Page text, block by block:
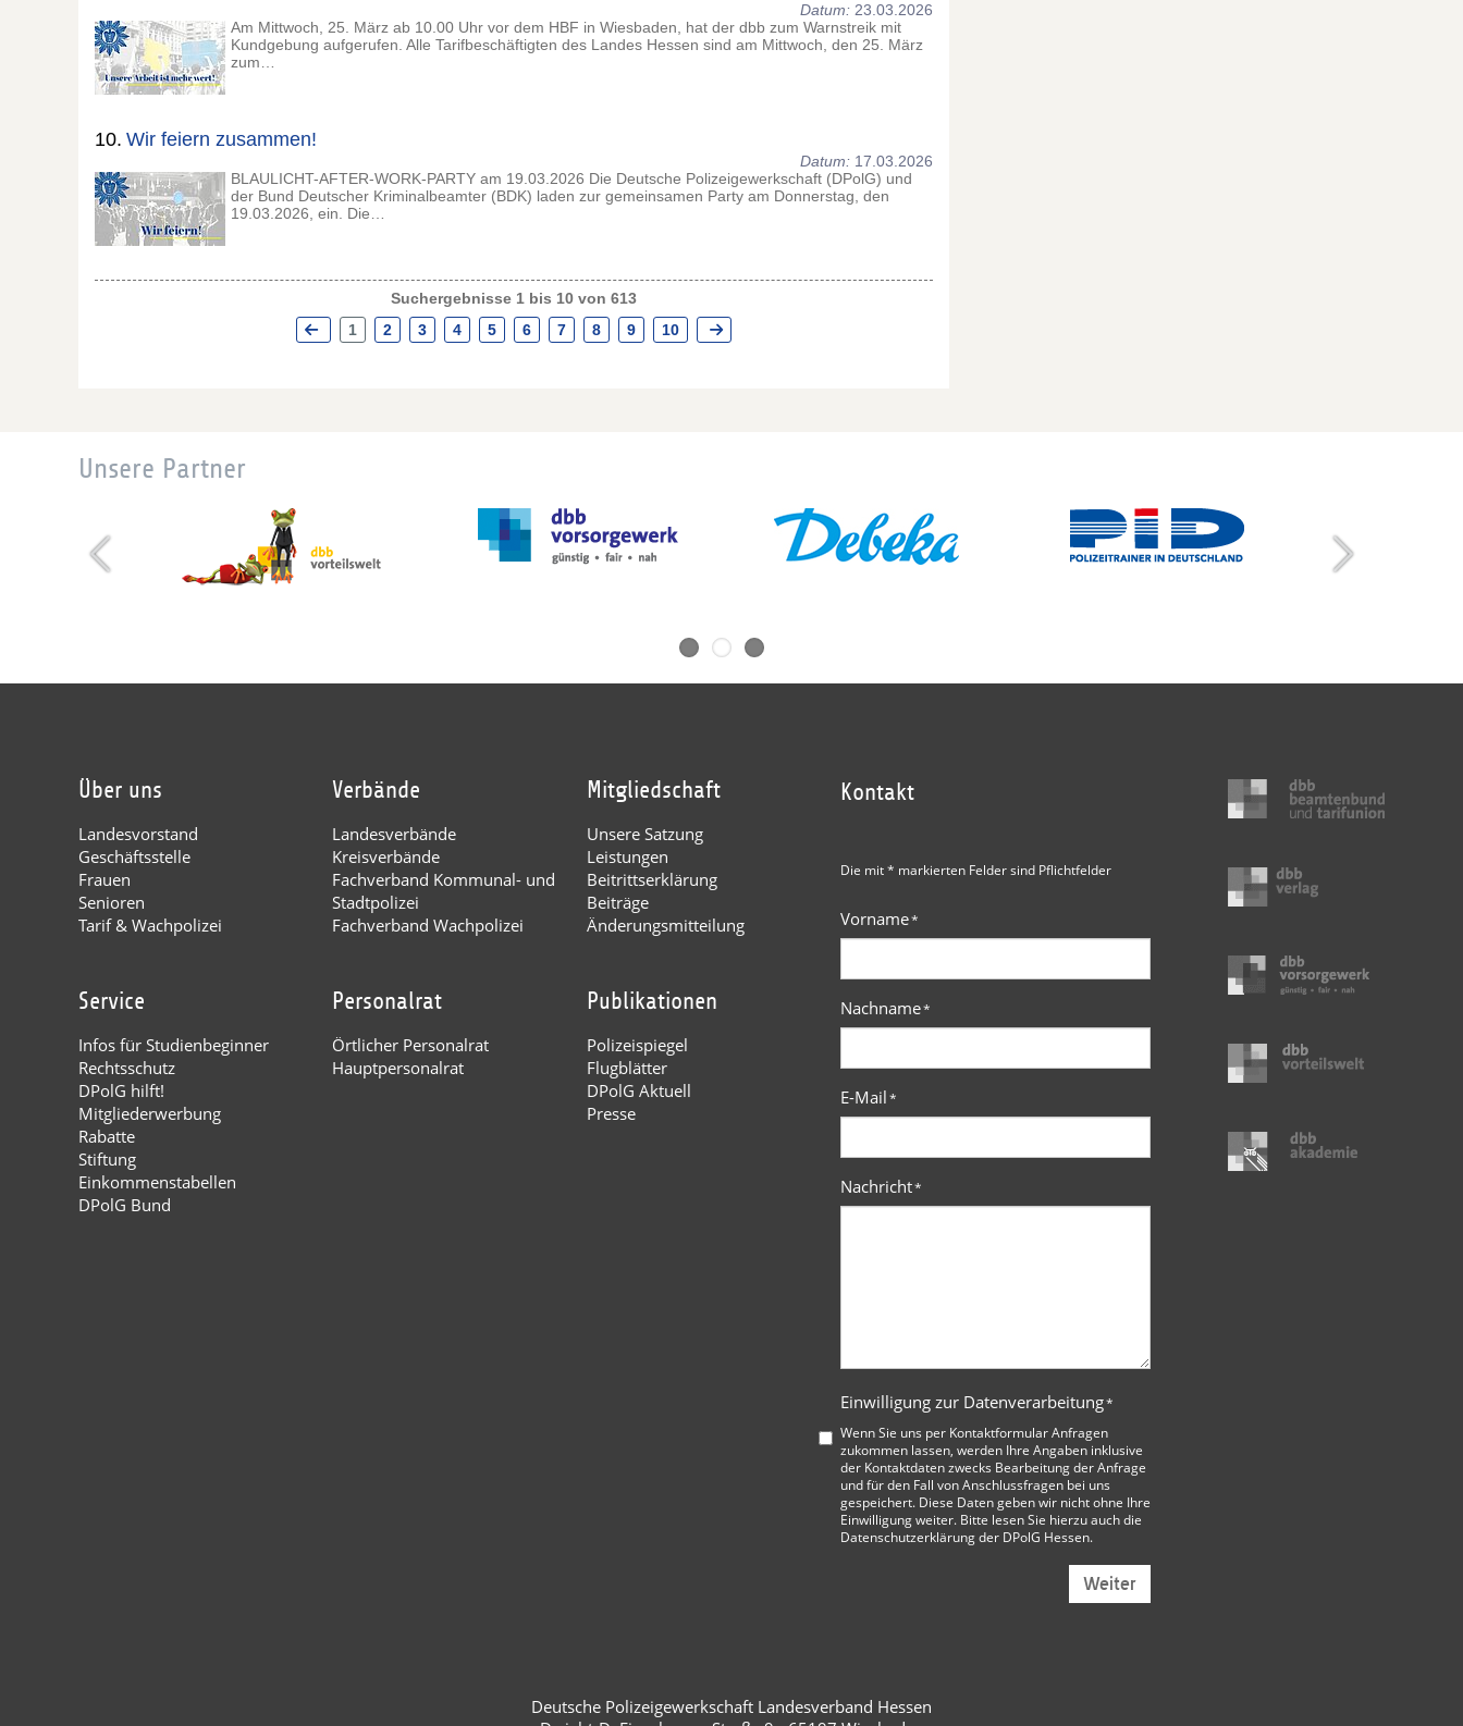
Datum: 23.03.2026
Am Mittwoch, 25. März ab 10.00 Uhr vor dem HBF in Wiesbaden, hat der dbb zum Warnstreik mit
Kundgebung aufgerufen. Alle Tarifbeschäftigten des Landes Hessen sind am Mittwoch, den 25. März
zum…
10. Wir feiern zusammen!
Datum: 17.03.2026
BLAULICHT-AFTER-WORK-PARTY am 19.03.2026 Die Deutsche Polizeigewerkschaft (DPolG) und
der Bund Deutscher Kriminalbeamter (BDK) laden zur gemeinsamen Party am Donnerstag, den
19.03.2026, ein. Die…
Suchergebnisse 1 bis 10 von 613
1
2 3 4 5 6 7 8 9 10
Unsere Partner
Über uns
Landesvorstand
Geschäftsstelle
Frauen
Senioren
Tarif & Wachpolizei
Verbände
Landesverbände
Kreisverbände
Fachverband Kommunal- und
Stadtpolizei
Fachverband Wachpolizei
Mitgliedschaft
Unsere Satzung
Leistungen
Beitrittserklärung
Beiträge
Änderungsmitteilung
Service
Infos für Studienbeginner
Rechtsschutz
DPolG hilft!
Mitgliederwerbung
Rabatte
Stiftung
Einkommenstabellen
DPolG Bund
Personalrat
Örtlicher Personalrat
Hauptpersonalrat
Publikationen
Polizeispiegel
Flugblätter
DPolG Aktuell
Presse
Kontakt
Die mit * markierten Felder sind Pflichtfelder
Vorname*
Nachname*
E-Mail*
Nachricht*
Einwilligung zur Datenverarbeitung*
Wenn Sie uns per Kontaktformular Anfragen
zukommen lassen, werden Ihre Angaben inklusive
der Kontaktdaten zwecks Bearbeitung der Anfrage
und für den Fall von Anschlussfragen bei uns
gespeichert. Diese Daten geben wir nicht ohne Ihre
Einwilligung weiter. Bitte lesen Sie hierzu auch die
Datenschutzerklärung der DPolG Hessen.
Weiter
Deutsche Polizeigewerkschaft Landesverband Hessen